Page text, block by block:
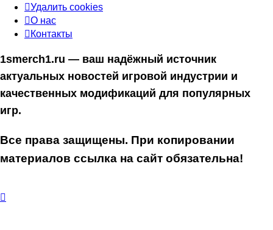
Удалить cookies
О нас
Контакты
1smerch1.ru — ваш надёжный источник
актуальных новостей игровой индустрии и
качественных модификаций для популярных
игр.
Все права защищены. При копировании
материалов ссылка на сайт обязательна!